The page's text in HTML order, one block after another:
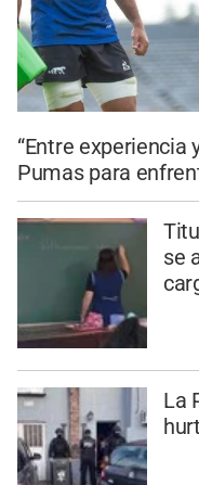
“Entre experiencia
Pumas para
se
La